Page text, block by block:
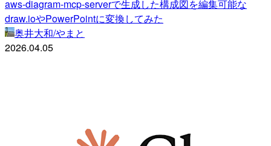
aws-diagram-mcp-serverで生成した構成図を編集可能な
draw.ioやPowerPointに変換してみた
奥井大和/やまと
2026.04.05